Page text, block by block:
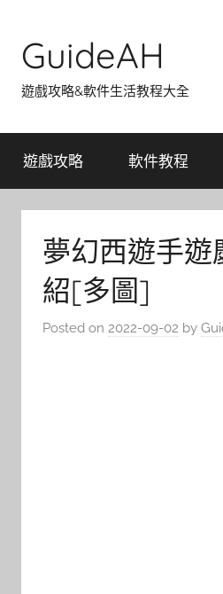
content
GuideAH
遊戲攻略&軟件生活教程大全
遊戲攻略 軟件教程
夢幻西遊手
紹[多圖]
Posted on 2022-09-02 by